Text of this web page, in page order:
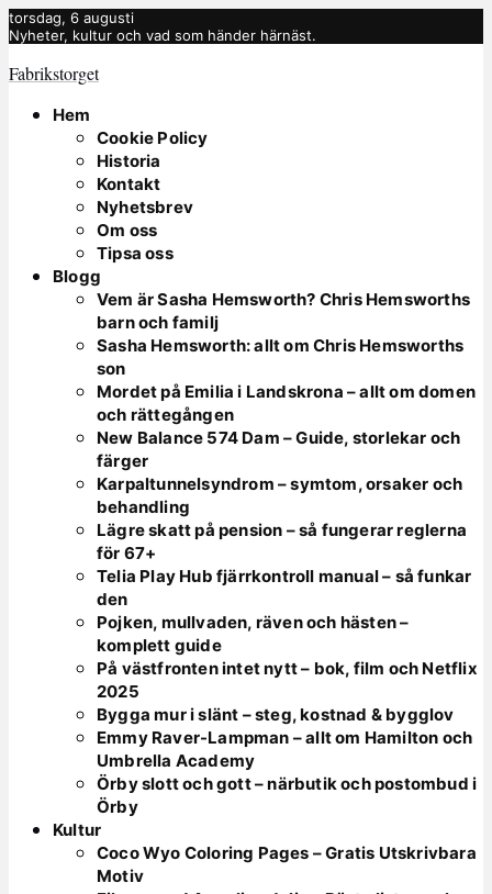
torsdag, 6 augusti
Nyheter, kultur och vad som händer härnäst.
Fabrikstorget
Hem
Cookie Policy
Historia
Kontakt
Nyhetsbrev
Om oss
Tipsa oss
Blogg
Vem är Sasha Hemsworth? Chris Hemsworths
barn och familj
Sasha Hemsworth: allt om Chris Hemsworths
son
Mordet på Emilia i Landskrona – allt om domen
och rättegången
New Balance 574 Dam – Guide, storlekar och
färger
Karpaltunnelsyndrom – symtom, orsaker och
behandling
Lägre skatt på pension – så fungerar reglerna
för 67+
Telia Play Hub fjärrkontroll manual – så funkar
den
Pojken, mullvaden, räven och hästen –
komplett guide
På västfronten intet nytt – bok, film och Netflix
2025
Bygga mur i slänt – steg, kostnad & bygglov
Emmy Raver-Lampman – allt om Hamilton och
Umbrella Academy
Örby slott och gott – närbutik och postombud i
Örby
Kultur
Coco Wyo Coloring Pages – Gratis Utskrivbara
Motiv